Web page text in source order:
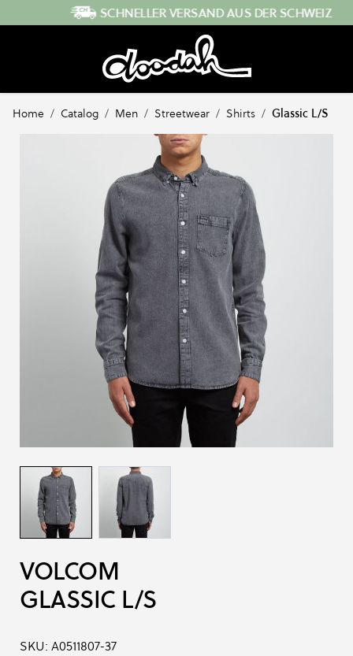
Direkt zum InhaltSCHNELLER VERSAND AUS DER SCHWEIZ
Home / Catalog / Men / Streetwear / Shirts / Glassic L/S
VOLCOM
GLASSIC L/S
SKU: A0511807-37